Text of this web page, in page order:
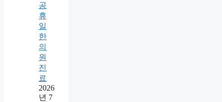
공
휴
일
한
의
원
진
료
2026
년 7